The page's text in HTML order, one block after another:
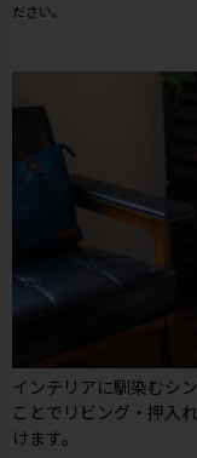
ださい。
インテリアに馴染むシ
ことでリビング・押入
けます。